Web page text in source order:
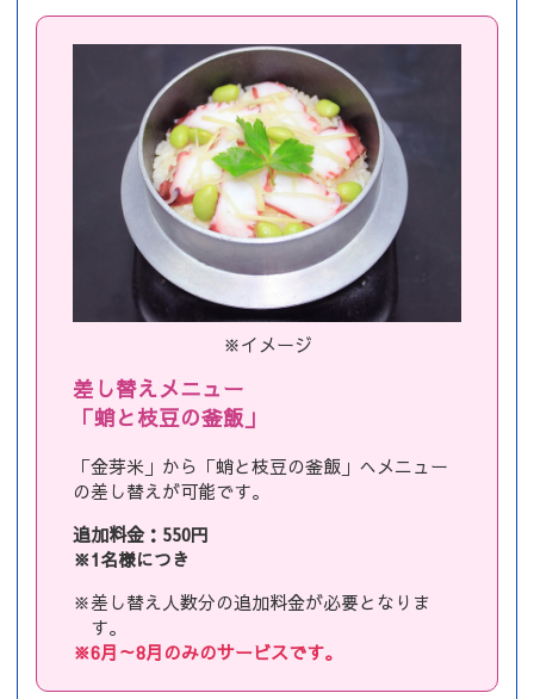
※イメージ
差し替えメニュー
「蛸と枝豆の釜飯」
「金芽米」から「蛸と枝豆の釜飯」へメニュー
の差し替えが可能です。
追加料金：550円
※1名様につき
※差し替え人数分の追加料金が必要となりま
す。
※6月～8月のみのサービスです。